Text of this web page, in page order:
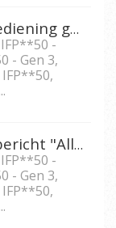
Hoe kan ik de afstandsbediening gebruiken om het scherm bij IFP5550/IFP6550/IFP 7550/IFP8650 te bevriezen?
-
- Gen 3,
IFP**50,
Wat kan ik doen als het bericht "All functions locked", oftewel ‘’Alle functies vergrendeld’’, op de IFP5550/IFP6550/IFP7550/IFP8650 verschijnt?
-
- Gen 3,
IFP**50,